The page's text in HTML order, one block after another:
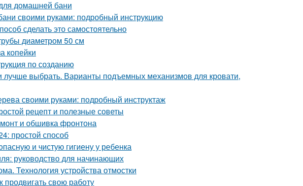
домашней бани
своими руками: подробный инструкцию
сделать это самостоятельно
диаметром 50 см
копейки
по созданию
выбрать. Варианты подъемных механизмов для кровати,
своими руками: подробный инструктаж
рецепт и полезные советы
и обшивка фронтона
простой способ
и чистую гигиену у ребенка
руководство для начинающих
Технология устройства отмостки
свою работу